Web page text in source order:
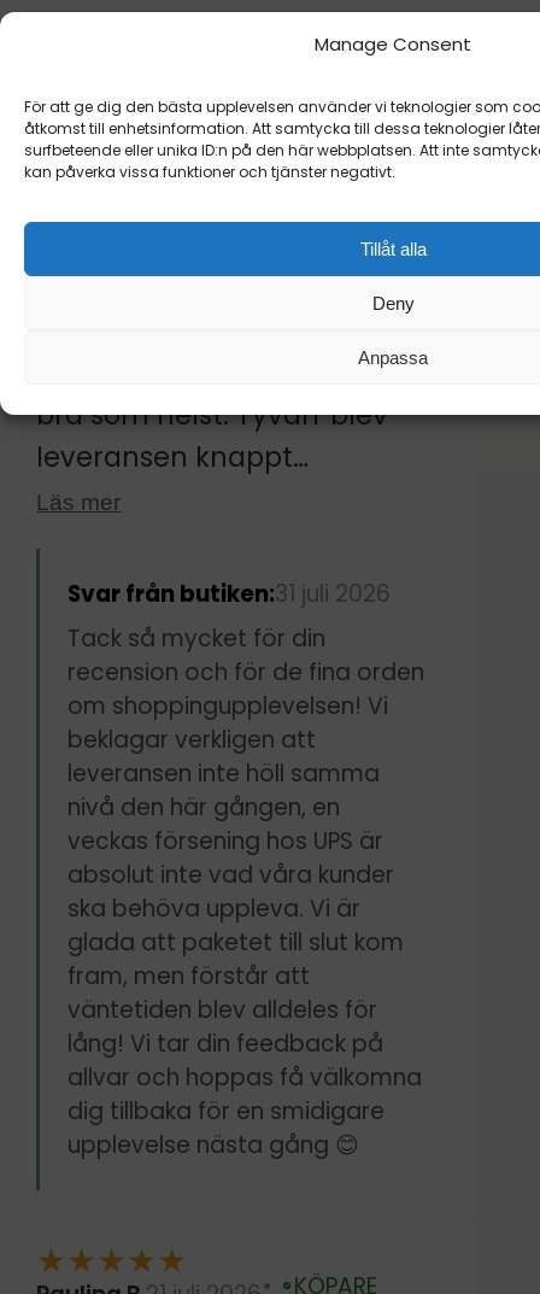
Manage Consent
För att ge dig den bästa upplevelsen använder vi teknologier som
åtkomst till enhetsinformation. Att samtycka till dessa teknologier
surfbeteende eller unika ID:n på den här webbplatsen. Att inte
kan påverka vissa funktioner och tjänster negativt.
Tillåt alla
Deny
Anpassa
Filtrera: Alla 5 ★ (1179)
4 ★ (111)
3 ★ (56)
2 ★ (50) 1 ★ (82)
★★★☆☆
Shoppingupplevelsen var hur
bra som helst. Tyvärr blev
leveransen knappt
acceptabel då jag skulle ha
fått mitt paket hemlevererat
på en tisdag, fyra dagar efter
beställningen. UPS höll dock i
paketet en vecka så att det
levererades tisdagen efter,
vilket gjorde att vi nästan
hann resa bort på semester.
Som tur var hann jag hämta
ut det på utlämingsställe
innan vi behövde åka iväg.
Tänk på detta om du beställer
till Sverige, i synnerhet södra
Sverige.
Läs mer
Svar från butiken:31 juli 2026
Tack så mycket för din
recension och för de fina orden
om shoppingupplevelsen! Vi
beklagar verkligen att
leveransen inte höll samma
nivå den här gången, en
veckas försening hos UPS är
absolut inte vad våra kunder
ska behöva uppleva. Vi är
glada att paketet till slut kom
fram, men förstår att
väntetiden blev alldeles för
lång! Vi tar din feedback på
allvar och hoppas få välkomna
dig tillbaka för en smidigare
upplevelse nästa gång 😊
★★★★★
Verifierad
KÖPARE